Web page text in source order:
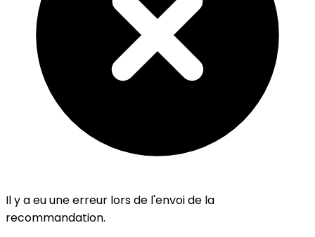
Il y a eu une erreur lors de l'envoi de la
recommandation.